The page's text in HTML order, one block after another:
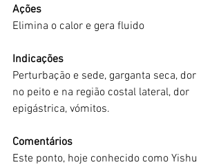
Ações
Elimina o calor e gera fluido
Indicações
Perturbação e sede, garganta seca, dor
no peito e na região costal lateral, dor
epigástrica, vómitos.
Comentários
Este ponto, hoje conhecido como Yishu